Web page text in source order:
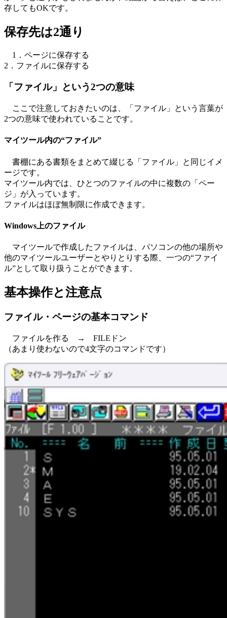
存してもOKです。
保存先は2通り
1．ページに保存する
2．ファイルに保存する
「ファイル」という2つの意味
ここで注意しておきたいのは、「ファイル」という言葉が
2つの意味で使われていることです。
マイツール内の“ファイル”
書棚にある書類をまとめて綴じる「ファイル」と同じイメ
ージです。
マイツール内では、ひとつのファイルの中に複数の「ペー
ジ」が入っています。
ファイルはほぼ無制限に作成できます。
Windows上のファイル
マイツールで作成したファイルは、パソコンの他の場所や
他のマイツールユーザーとやりとりする際、一つの“ファイ
ル”として取り扱うことができます。
基本操作と注意点
ファイル・ページの基本コマンド
ファイルを作る → FILEドン
（あまり使わないので4文字のコマンドです）